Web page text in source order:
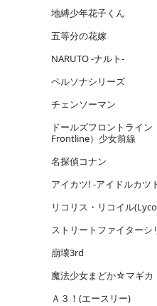
地縛少年花子くん
五等分の花嫁
NARUTO -ナルト-
ペルソナシリーズ
チェンソーマン
ドールズフロントライン
Frontline）少女前線
名探偵コナン
アイカツ! -アイドルカツ
リコリス・リコイル
ストリートファイターシ
崩壊3rd
魔法少女まどか☆マギカ
Ａ３！(エースリー)